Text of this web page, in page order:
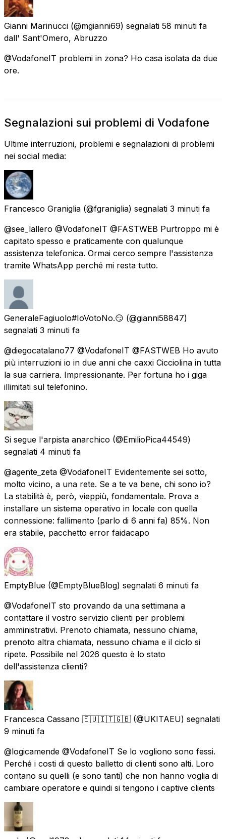
Gianni Marinucci (@mgianni69) segnalati 58 minuti fa
dall' Sant'Omero, Abruzzo
@VodafoneIT problemi in zona? Ho casa isolata da due
ore.
Segnalazioni sui problemi di Vodafone
Ultime interruzioni, problemi e segnalazioni di problemi
nei social media:
Francesco Graniglia (@fgraniglia) segnalati 3 minuti fa
@see_lallero @VodafoneIT @FASTWEB Purtroppo mi è
capitato spesso e praticamente con qualunque
assistenza telefonica. Ormai cerco sempre l'assistenza
tramite WhatsApp perché mi resta tutto.
GeneraleFagiuolo#IoVotoNo.😏 (@gianni58847)
segnalati 3 minuti fa
@diegocatalano77 @VodafoneIT @FASTWEB Ho avuto
più interruzioni io in due anni che caxxi Cicciolina in tutta
la sua carriera. Impressionante. Per fortuna ho i giga
illimitati sul telefonino.
Si segue l'arpista anarchico (@EmilioPica44549)
segnalati 4 minuti fa
@agente_zeta @VodafoneIT Evidentemente sei sotto,
molto vicino, a una rete. Se a te va bene, chi sono io?
La stabilità è, però, vieppiù, fondamentale. Prova a
installare un sistema operativo in locale con quella
connessione: fallimento (parlo di 6 anni fa) 85%. Non
era stabile, pacchetto error faidacapo
EmptyBlue (@EmptyBlueBlog) segnalati 6 minuti fa
@VodafoneIT sto provando da una settimana a
contattare il vostro servizio clienti per problemi
amministrativi. Prenoto chiamata, nessuno chiama,
prenoto altra chiamata, nessuno chiama e il ciclo si
ripete. Possibile nel 2026 questo è lo stato
dell'assistenza clienti?
Francesca Cassano 🇪🇺🇮🇹🇬🇧 (@UKITAEU) segnalati
9 minuti fa
@logicamende @VodafoneIT Se lo vogliono sono fessi.
Perché i costi di questo balletto di clienti sono alti. Loro
contano su quelli (e sono tanti) che non hanno voglia di
cambiare operatore e quindi si tengono i captive clients